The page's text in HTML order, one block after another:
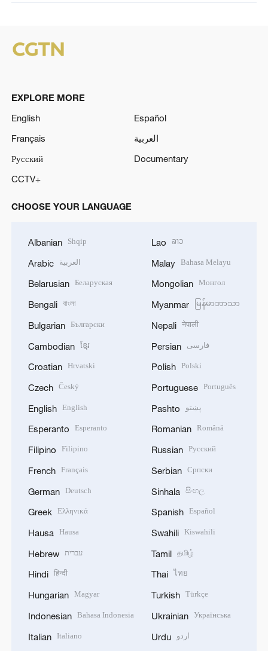
EXPLORE MORE
English
Español
Français
العربية
Русский
Documentary
CCTV+
CHOOSE YOUR LANGUAGE
Albanian Shqip
Arabic العربية
Belarusian Беларуская
Bengali বাংলা
Bulgarian Български
Cambodian ខ្មែរ
Croatian Hrvatski
Czech Český
English English
Esperanto Esperanto
Filipino Filipino
French Français
German Deutsch
Greek Ελληνικά
Hausa Hausa
Hebrew עברית
Hindi हिन्दी
Hungarian Magyar
Indonesian Bahasa Indonesia
Italian Italiano
Lao ລາວ
Malay Bahasa Melayu
Mongolian Монгол
Myanmar မြန်မာဘာသာ
Nepali नेपाली
Persian فارسی
Polish Polski
Portuguese Português
Pashto پښتو
Romanian Română
Russian Русский
Serbian Српски
Sinhala සිංහල
Spanish Español
Swahili Kiswahili
Tamil தமிழ்
Thai ไทย
Turkish Türkçe
Ukrainian Українська
Urdu اردو